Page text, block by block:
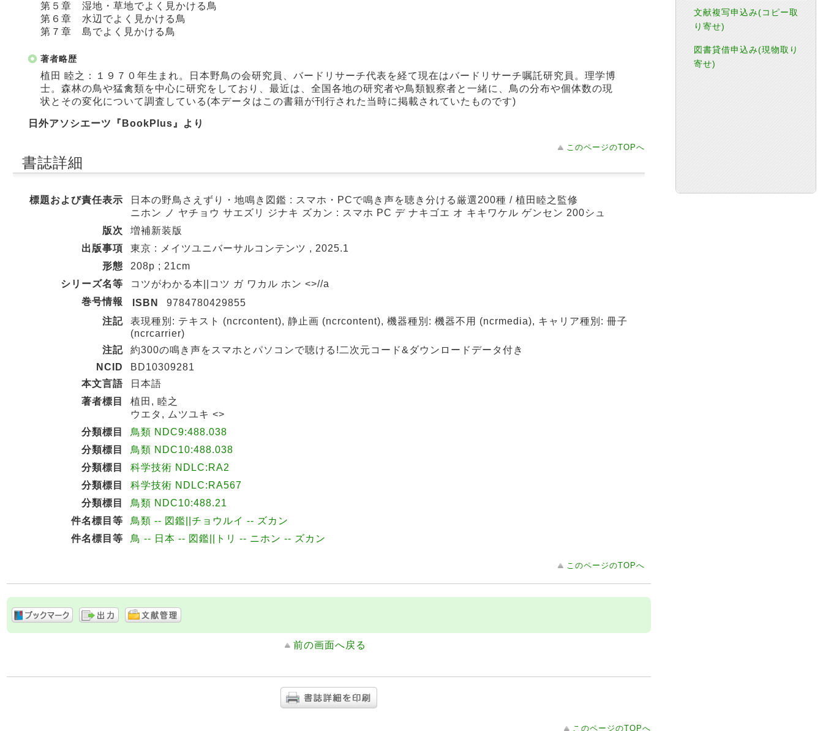
第５章 湿地・草地でよく見かける鳥
第６章 水辺でよく見かける鳥
第７章 島でよく見かける鳥
著者略歴
植田 睦之：１９７０年生まれ。日本野鳥の会研究員、バードリサーチ代表を経て現在はバードリサーチ嘱託研究員。理学博
士。森林の鳥や猛禽類を中心に研究をしており、最近は、全国各地の研究者や鳥類観察者と一緒に、鳥の分布や個体数の現
状とその変化について調査している(本データはこの書籍が刊行された当時に掲載されていたものです)
日外アソシエーツ『BookPlus』より
このページのTOPへ
書誌詳細
標題および責任表示
日本の野鳥さえずり・地鳴き図鑑 : スマホ・PCで鳴き声を聴き分ける厳選200種 / 植田睦之監修
ニホン ノ ヤチョウ サエズリ ジナキ ズカン : スマホ PC デ ナキゴエ オ キキワケル ゲンセン 200シュ
版次
増補新装版
出版事項
東京 : メイツユニバーサルコンテンツ , 2025.1
形態
208p ; 21cm
シリーズ名等
コツがわかる本||コツ ガ ワカル ホン <>//a
巻号情報
ISBN
9784780429855
注記
表現種別: テキスト (ncrcontent), 静止画 (ncrcontent), 機器種別: 機器不用 (ncrmedia), キャリア種別: 冊子
(ncrcarrier)
注記
約300の鳴き声をスマホとパソコンで聴ける!二次元コード&ダウンロードデータ付き
NCID
BD10309281
本文言語
日本語
著者標目
植田, 睦之
ウエタ, ムツユキ <>
分類標目
鳥類 NDC9:488.038
分類標目
鳥類 NDC10:488.038
分類標目
科学技術 NDLC:RA2
分類標目
科学技術 NDLC:RA567
分類標目
鳥類 NDC10:488.21
件名標目等
鳥類 -- 図鑑||チョウルイ -- ズカン
件名標目等
鳥 -- 日本 -- 図鑑||トリ -- ニホン -- ズカン
このページのTOPへ
前の画面へ戻る
このページのTOPへ
文献複写申込み(コピー取
り寄せ)
図書貸借申込み(現物取り
寄せ)